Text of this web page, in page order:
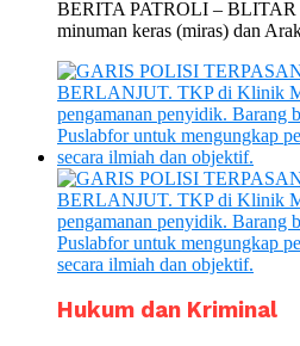
BERITA PATROLI – BLITAR
minuman keras (miras) dan
Hukum dan Kriminal